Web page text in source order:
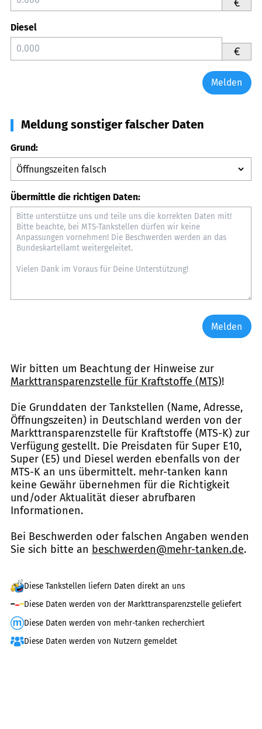
Diesel
€
Melden
Meldung sonstiger falscher Daten
Grund:
Übermittle die richtigen Daten:
Melden
Wir bitten um Beachtung der Hinweise zur
Markttransparenzstelle für Kraftstoffe (MTS)!
Die Grunddaten der Tankstellen (Name, Adresse,
Öffnungszeiten) in Deutschland werden von der
Markttransparenzstelle für Kraftstoffe (MTS-K) zur
Verfügung gestellt. Die Preisdaten für Super E10,
Super (E5) und Diesel werden ebenfalls von der
MTS-K an uns übermittelt. mehr-tanken kann
keine Gewähr übernehmen für die Richtigkeit
und/oder Aktualität dieser abrufbaren
Informationen.
Bei Beschwerden oder falschen Angaben wenden
Sie sich bitte an beschwerden@mehr-tanken.de.
Diese Tankstellen liefern Daten direkt an uns
Diese Daten werden von der Markttransparenzstelle geliefert
Diese Daten werden von mehr-tanken recherchiert
Diese Daten werden von Nutzern gemeldet